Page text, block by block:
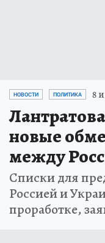
НОВОСТИ ПОЛИТИКА 8
новые
между
Списки для
Россией и
проработке,